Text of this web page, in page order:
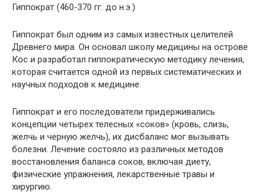
Гиппократ (460-370 гг. до н.э.)
Гиппократ был одним из самых известных целителей
Древнего мира. Он основал школу медицины на острове
Кос и разработал гиппократическую методику лечения,
которая считается одной из первых систематических и
научных подходов к медицине.
Гиппократ и его последователи придерживались
концепции четырех телесных «соков» (кровь, слизь,
желчь и черную желчь), их дисбаланс мог вызывать
болезни. Лечение состояло из различных методов
восстановления баланса соков, включая диету,
физические упражнения, лекарственные травы и
хирургию.